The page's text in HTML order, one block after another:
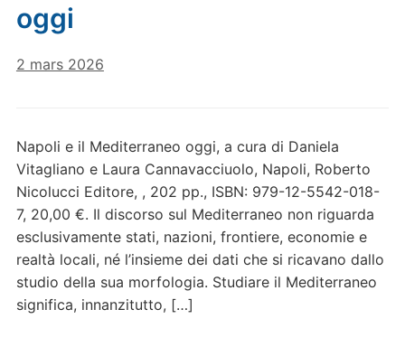
oggi
2 mars 2026
Napoli e il Mediterraneo oggi, a cura di Daniela
Vitagliano e Laura Cannavacciuolo, Napoli, Roberto
Nicolucci Editore, , 202 pp., ISBN: 979-12-5542-018-
7, 20,00 €. Il discorso sul Mediterraneo non riguarda
esclusivamente stati, nazioni, frontiere, economie e
realtà locali, né l’insieme dei dati che si ricavano dallo
studio della sua morfologia. Studiare il Mediterraneo
significa, innanzitutto, […]